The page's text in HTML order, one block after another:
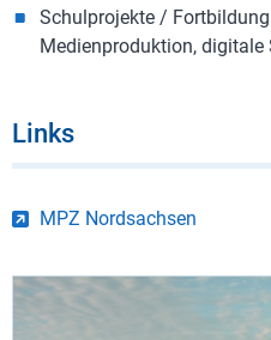
Schulprojekte /
Medienproduktion, digitale
Links
MPZ Nordsachsen